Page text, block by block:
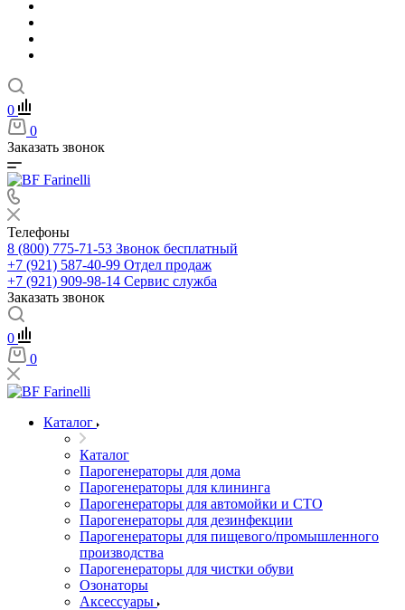
0
0
Заказать звонок
Телефоны
8 (800) 775-71-53 Звонок бесплатный
+7 (921) 587-40-99 Отдел продаж
+7 (921) 909-98-14 Сервис служба
Заказать звонок
0
0
Каталог
Каталог
Парогенераторы для дома
Парогенераторы для клининга
Парогенераторы для автомойки и СТО
Парогенераторы для дезинфекции
Парогенераторы для пищевого/промышленного
производства
Парогенераторы для чистки обуви
Озонаторы
Аксессуары